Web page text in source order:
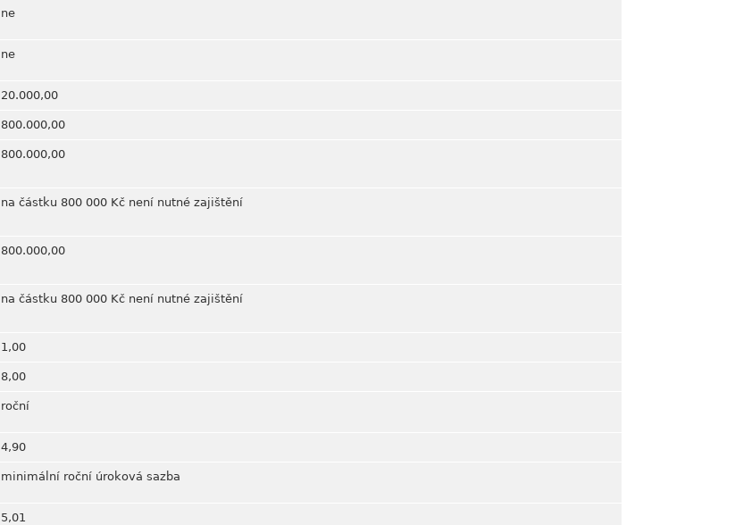
ne
ne
20.000,00
800.000,00
800.000,00
na částku 800 000 Kč není nutné zajištění
800.000,00
na částku 800 000 Kč není nutné zajištění
1,00
8,00
roční
4,90
minimální roční úroková sazba
5,01